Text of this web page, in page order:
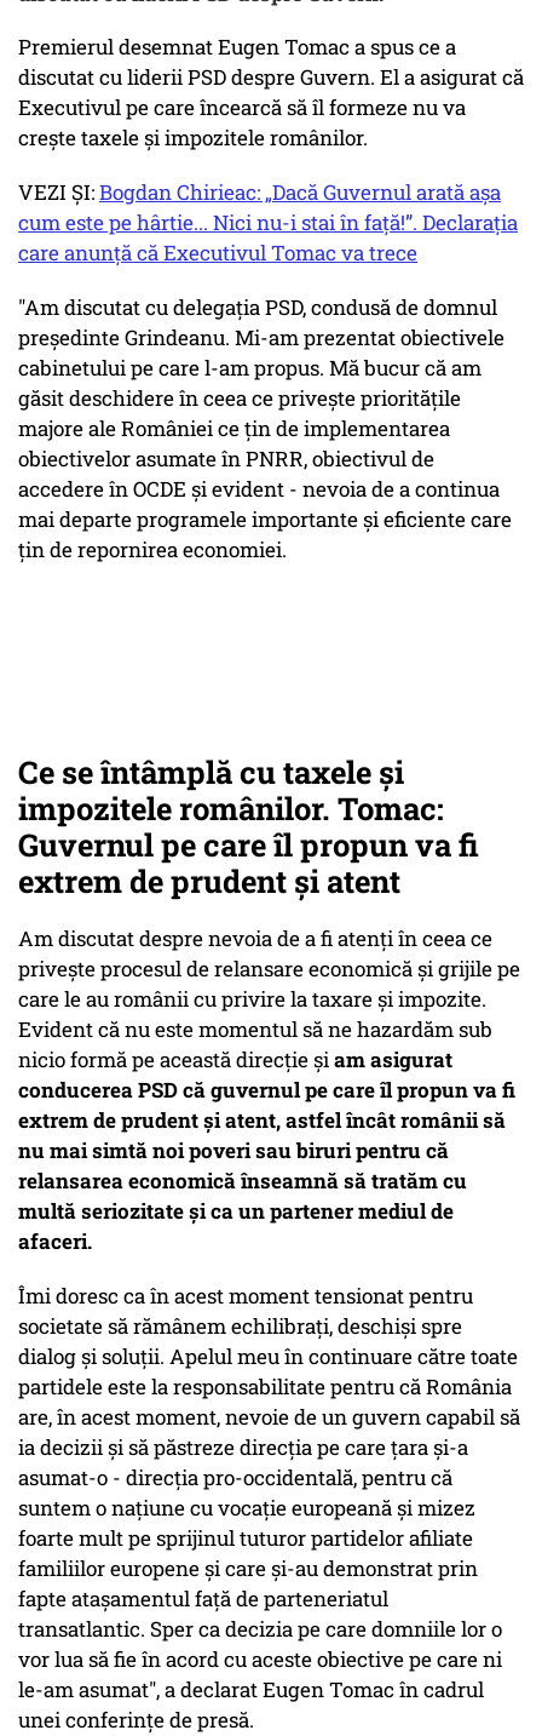
Premierul desemnat Eugen Tomac a spus ce a
discutat cu liderii PSD despre Guvern. El a asigurat că
Executivul pe care încearcă să îl formeze nu va
crește taxele și impozitele românilor.
VEZI ȘI:Bogdan Chirieac: „Dacă Guvernul arată așa
cum este pe hârtie... Nici nu-i stai în față!”. Declarația
care anunță că Executivul Tomac va trece
"Am discutat cu delegația PSD, condusă de domnul
președinte Grindeanu. Mi-am prezentat obiectivele
cabinetului pe care l-am propus. Mă bucur că am
găsit deschidere în ceea ce privește prioritățile
majore ale României ce țin de implementarea
obiectivelor asumate în PNRR, obiectivul de
accedere în OCDE și evident - nevoia de a continua
mai departe programele importante și eficiente care
țin de repornirea economiei.
Ce se întâmplă cu taxele și
impozitele românilor. Tomac:
Guvernul pe care îl propun va fi
extrem de prudent și atent
Am discutat despre nevoia de a fi atenți în ceea ce
privește procesul de relansare economică și grijile pe
care le au românii cu privire la taxare și impozite.
Evident că nu este momentul să ne hazardăm sub
nicio formă pe această direcție șiam asigurat
conducerea PSD că guvernul pe care îl propun va fi
extrem de prudent și atent, astfel încât românii să
nu mai simtă noi poveri sau biruri pentru că
relansarea economică înseamnă să tratăm cu
multă seriozitate și ca un partener mediul de
afaceri.
Îmi doresc ca în acest moment tensionat pentru
societate să rămânem echilibrați, deschiși spre
dialog și soluții. Apelul meu în continuare către toate
partidele este la responsabilitate pentru că România
are, în acest moment, nevoie de un guvern capabil să
ia decizii și să păstreze direcția pe care țara și-a
asumat-o - direcția pro-occidentală, pentru că
suntem o națiune cu vocație europeană și mizez
foarte mult pe sprijinul tuturor partidelor afiliate
familiilor europene și care și-au demonstrat prin
fapte atașamentul față de parteneriatul
transatlantic. Sper ca decizia pe care domniile lor o
vor lua să fie în acord cu aceste obiective pe care ni
le-am asumat", a declarat Eugen Tomac în cadrul
unei conferințe de presă.